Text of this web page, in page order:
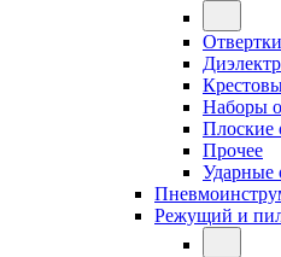
Отвертки
Наборы
Плоские
Прочее
Ударные
Режущий и